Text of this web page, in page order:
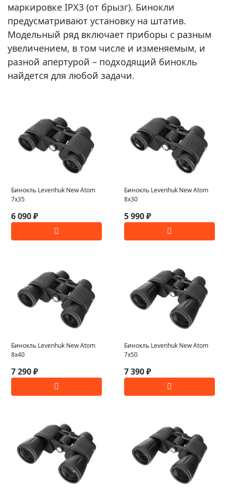
маркировке IPX3 (от брызг). Бинокли
предусматривают установку на штатив.
Модельный ряд включает приборы с разным
увеличением, в том числе и изменяемым, и
разной апертурой – подходящий бинокль
найдется для любой задачи.
Бинокль Levenhuk New Atom
7x35
6 090 ₽
Бинокль Levenhuk New Atom
8x30
5 990 ₽
Бинокль Levenhuk New Atom
8x40
7 290 ₽
Бинокль Levenhuk New Atom
7x50
7 390 ₽